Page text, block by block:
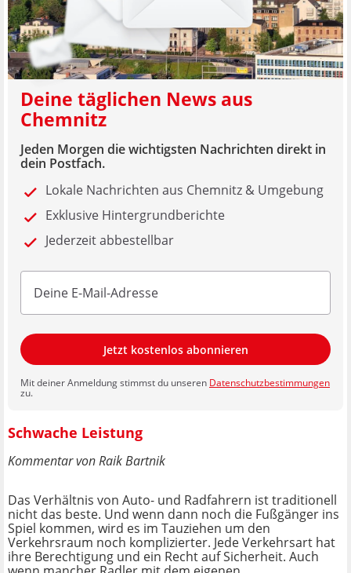
Deine täglichen News aus
Chemnitz
Jeden Morgen die wichtigsten Nachrichten direkt in
dein Postfach.
Lokale Nachrichten aus Chemnitz & Umgebung
Exklusive Hintergrundberichte
Jederzeit abbestellbar
Jetzt kostenlos abonnieren
Mit deiner Anmeldung stimmst du unseren Datenschutzbestimmungen
zu.
Schwache Leistung
Kommentar von Raik Bartnik
Das Verhältnis von Auto- und Radfahrern ist traditionell
nicht das beste. Und wenn dann noch die Fußgänger ins
Spiel kommen, wird es im Tauziehen um den
Verkehrsraum noch komplizierter. Jede Verkehrsart hat
ihre Berechtigung und ein Recht auf Sicherheit. Auch